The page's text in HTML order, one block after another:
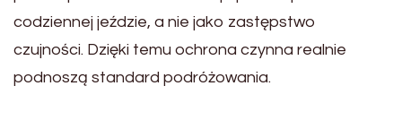
codziennej jeździe, a nie jako zastępstwo
czujności. Dzięki temu ochrona czynna realnie
podnoszą standard podróżowania.